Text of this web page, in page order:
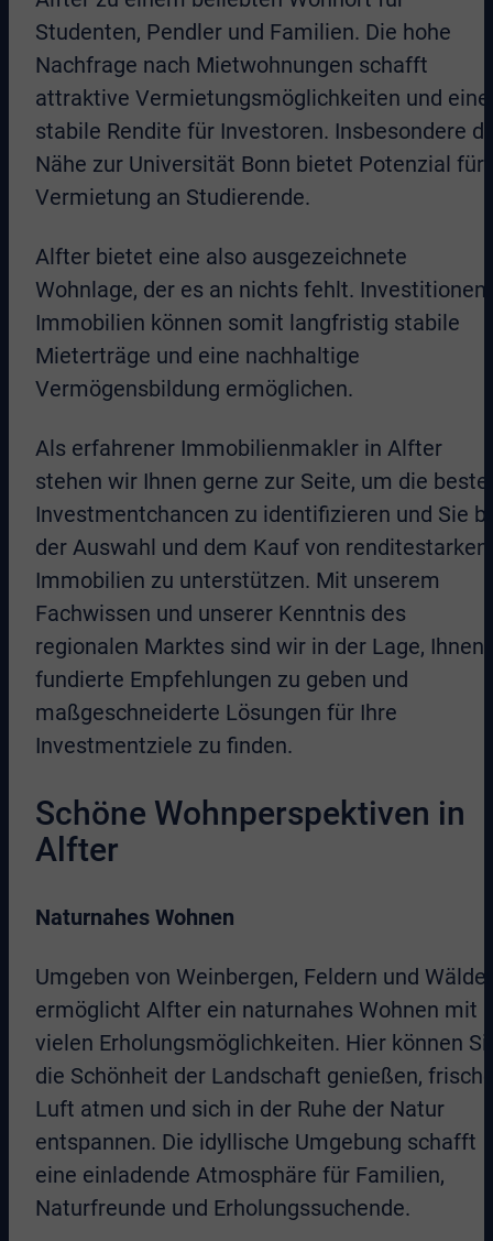
Studenten, Pendler und Familien. Die hohe
Nachfrage nach Mietwohnungen schafft
attraktive Vermietungsmöglichkeiten und eine
stabile Rendite für Investoren. Insbesondere
Nähe zur Universität Bonn bietet Potenzial für
Vermietung an Studierende.
Alfter bietet eine also ausgezeichnete
Wohnlage, der es an nichts fehlt. Investitionen
Immobilien können somit langfristig stabile
Mieterträge und eine nachhaltige
Vermögensbildung ermöglichen.
Als erfahrener Immobilienmakler in Alfter
stehen wir Ihnen gerne zur Seite, um die
Investmentchancen zu identifizieren und Sie
der Auswahl und dem Kauf von renditestarken
Immobilien zu unterstützen. Mit unserem
Fachwissen und unserer Kenntnis des
regionalen Marktes sind wir in der Lage, Ihnen
fundierte Empfehlungen zu geben und
maßgeschneiderte Lösungen für Ihre
Investmentziele zu finden.
Schöne Wohnperspektiven in
Alfter
Naturnahes Wohnen
Umgeben von Weinbergen, Feldern und
ermöglicht Alfter ein naturnahes Wohnen mit
vielen Erholungsmöglichkeiten. Hier können
die Schönheit der Landschaft genießen,
Luft atmen und sich in der Ruhe der Natur
entspannen. Die idyllische Umgebung schafft
eine einladende Atmosphäre für Familien,
Naturfreunde und Erholungssuchende.